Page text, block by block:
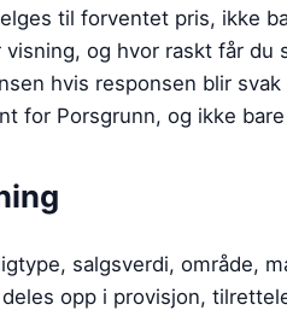
til forventet pris, ikke
og hvor raskt får du
hvis responsen blir
for Porsgrunn, og ikke
salgsverdi, område,
opp i provisjon,